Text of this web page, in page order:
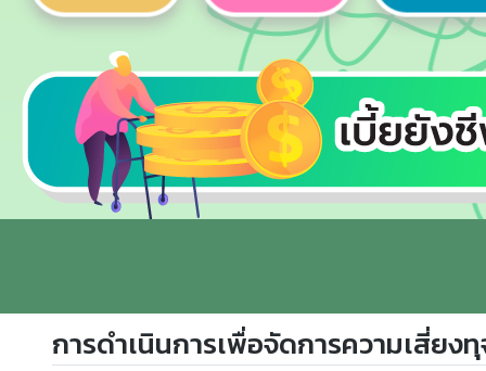
การดำเนินการเพื่อจัดการความเสี่ยง